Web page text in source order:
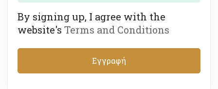
By signing up, I agree with the
website's Terms and Conditions
Εγγραφή